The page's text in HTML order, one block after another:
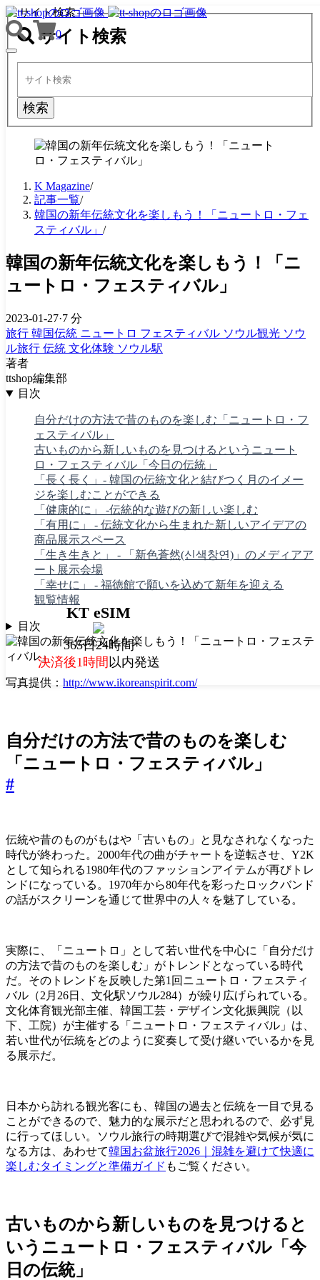
0
TOGGLE
NAVIGATION
KT eSIM
365日24時間
決済後1時間以内発送
サイト検索
サイト検索
検索
K Magazine/
記事一覧/
韓国の新年伝統文化を楽しもう！「ニュートロ・フェ
スティバル」 /
韓国の新年伝統文化を楽しもう！「ニ
ュートロ・フェスティバル」
2023-01-27·7 分
旅行 韓国伝統 ニュートロ フェスティバル ソウル観光 ソウ
ル旅行 伝統 文化体験 ソウル駅
著者
ttshop編集部
目次
自分だけの方法で昔のものを楽しむ「ニュートロ・フ
ェスティバル」
古いものから新しいものを見つけるというニュート
ロ・フェスティバル「今日の伝統」
「長く長く」- 韓国の伝統文化と結びつく月のイメー
ジを楽しむことができる
「健康的に」 -伝統的な遊びの新しい楽しむ
「有用に」 - 伝統文化から生まれた新しいアイデアの
商品展示スペース
「生き生きと」 - 「新色蒼然(신색창연)」のメディアア
ート展示会場
「幸せに」 - 福徳館で願いを込めて新年を迎える
観覧情報
目次
写真提供： http://www.ikoreanspirit.com/
自分だけの方法で昔のものを楽しむ
「ニュートロ・フェスティバル」
#
伝統や昔のものがもはや「古いもの」と見なされなくなった
時代が終わった。2000年代の曲がチャートを逆転させ、Y2K
として知られる1980年代のファッションアイテムが再びトレ
ンドになっている。1970年から80年代を彩ったロックバンド
の話がスクリーンを通じて世界中の人々を魅了している。
実際に、「ニュートロ」として若い世代を中心に「自分だけ
の方法で昔のものを楽しむ」がトレンドとなっている時代
だ。そのトレンドを反映した第1回ニュートロ・フェスティ
バル（2月26日、文化駅ソウル284）が繰り広げられている。
文化体育観光部主催、韓国工芸・デザイン文化振興院（以
下、工院）が主催する「ニュートロ・フェスティバル」は、
若い世代が伝統をどのように変奏して受け継いでいるかを見
る展示だ。
日本から訪れる観光客にも、韓国の過去と伝統を一目で見る
ことができるので、魅力的な展示だと思われるので、必ず見
に行ってほしい。ソウル旅行の時期選びで混雑や気候が気に
なる方は、あわせて韓国お盆旅行2026｜混雑を避けて快適に
楽しむタイミングと準備ガイド もご覧ください。
古いものから新しいものを見つけると
いうニュートロ・フェスティバル「今
日の伝統」